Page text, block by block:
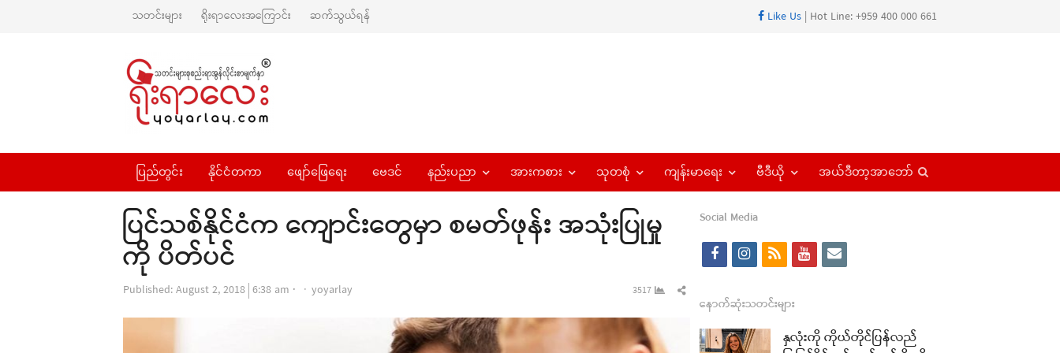
သတင်းများ ရိုးရာလေးအကြောင်း ဆက်သွယ်ရန် Like Us | Hot Line: +959 400 000 661
ပြည်တွင်း နိုင်ငံတကာ ဖျော်ဖြေရေး ဗေဒင် နည်းပညာ အားကစား သုတစုံ ကျန်းမာရေး ဗီဒီယို အယ်ဒီတာ့အာဘော်
ပြင်သစ်နိုင်ငံက ကျောင်းတွေမှာ စမတ်ဖုန်း အသုံးပြုမှု
ကို ပိတ်ပင်
Published:August 2, 2018 6:38 am Author
yoyarlay 3517
Share
this
Social Media
f
c
e
i
s
t
r
s
y
t
e
i
နောက်ဆုံးသတင်းများ
နှလုံးကို ကိုယ်တိုင်ပြန်လည်